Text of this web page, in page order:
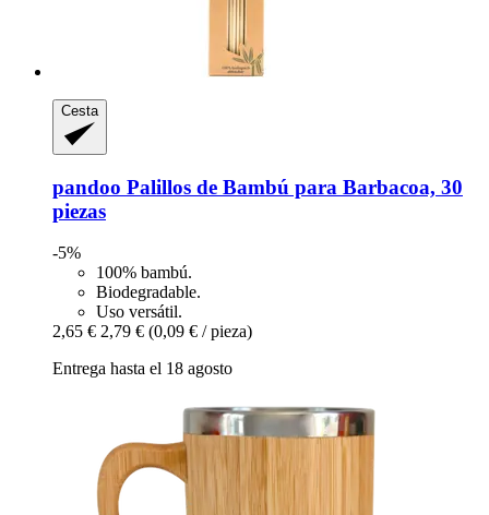
Cesta
pandoo Palillos de Bambú para Barbacoa, 30
piezas
-5%
100% bambú.
Biodegradable.
Uso versátil.
2,65 € 2,79 € (0,09 € / pieza)
Entrega hasta el 18 agosto